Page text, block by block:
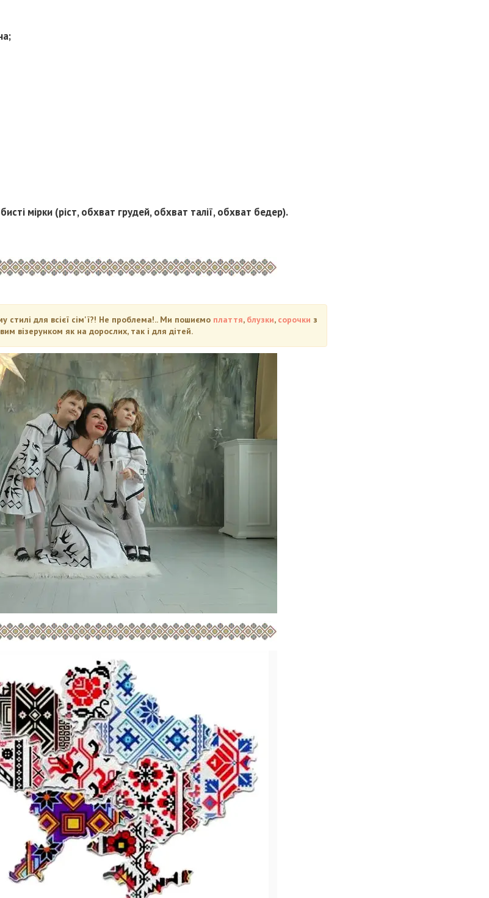
мірки (ріст, обхват грудей, обхват талії, обхват бедер).
стилі для всієї сім'ї?! Не проблема!.. Ми пошиємо плаття, блузки, сорочки з
візерунком як на дорослих, так і для дітей.